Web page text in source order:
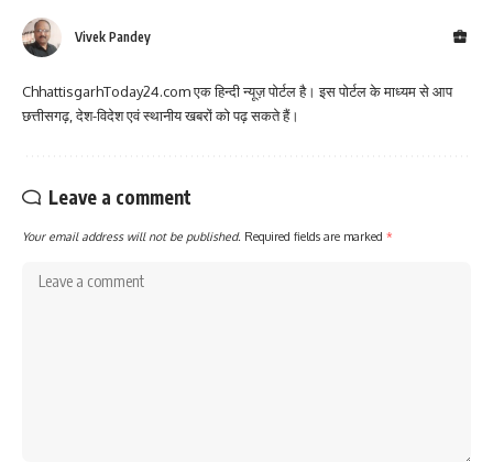
Vivek Pandey
ChhattisgarhToday24.com एक हिन्दी न्यूज़ पोर्टल है। इस पोर्टल के माध्यम से आप
छत्तीसगढ़, देश-विदेश एवं स्थानीय खबरों को पढ़ सकते हैं।
Leave a comment
Your email address will not be published. Required fields are marked *